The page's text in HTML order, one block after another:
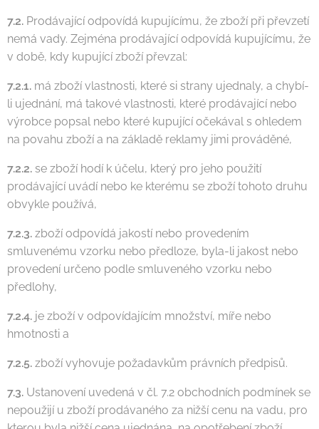
7.2. Prodávající odpovídá kupujícímu, že zboží při převzetí
nemá vady. Zejména prodávající odpovídá kupujícímu, že
v době, kdy kupující zboží převzal:
7.2.1. má zboží vlastnosti, které si strany ujednaly, a chybí-
li ujednání, má takové vlastnosti, které prodávající nebo
výrobce popsal nebo které kupující očekával s ohledem
na povahu zboží a na základě reklamy jimi prováděné,
7.2.2. se zboží hodí k účelu, který pro jeho použití
prodávající uvádí nebo ke kterému se zboží tohoto druhu
obvykle používá,
7.2.3. zboží odpovídá jakostí nebo provedením
smluvenému vzorku nebo předloze, byla-li jakost nebo
provedení určeno podle smluveného vzorku nebo
předlohy,
7.2.4. je zboží v odpovídajícím množství, míře nebo
hmotnosti a
7.2.5. zboží vyhovuje požadavkům právních předpisů.
7.3. Ustanovení uvedená v čl. 7.2 obchodních podmínek se
nepoužijí u zboží prodávaného za nižší cenu na vadu, pro